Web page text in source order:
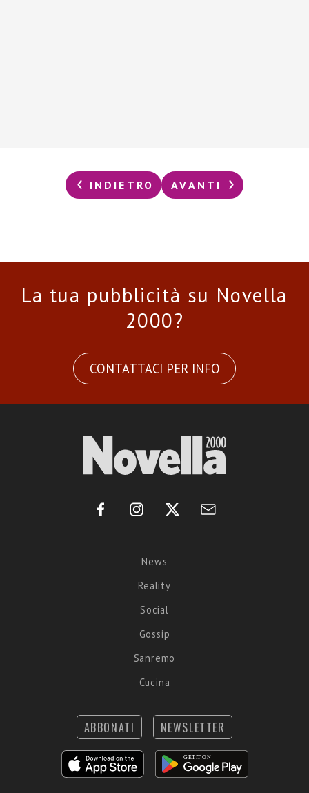
INDIETRO AVANTI
La tua pubblicità su Novella
2000?
CONTATTACI PER INFO
News
Reality
Social
Gossip
Sanremo
Cucina
ABBONATI NEWSLETTER